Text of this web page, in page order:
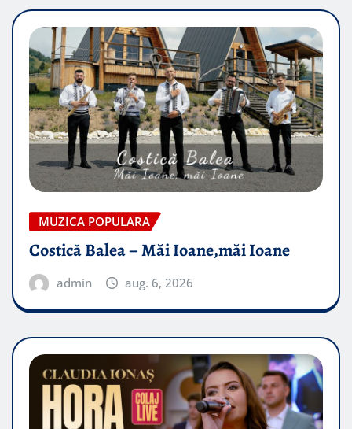
MUZICA POPULARA
Costică Balea – Măi Ioane,măi Ioane
admin aug. 6, 2026